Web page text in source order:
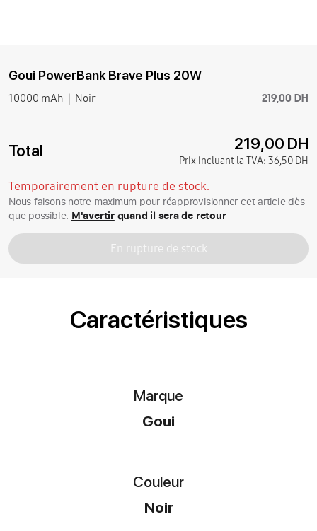
Goui PowerBank Brave Plus 20W
10000 mAh Noir 219,00 DH
Total 219,00 DH
Prix incluant la TVA: 36,50 DH
Temporairement en rupture de stock.
Nous faisons notre maximum pour réapprovisionner cet article dès
que possible. M'avertirquand il sera de retour
En rupture de stock
Caractéristiques
Marque
Goui
Couleur
Noir